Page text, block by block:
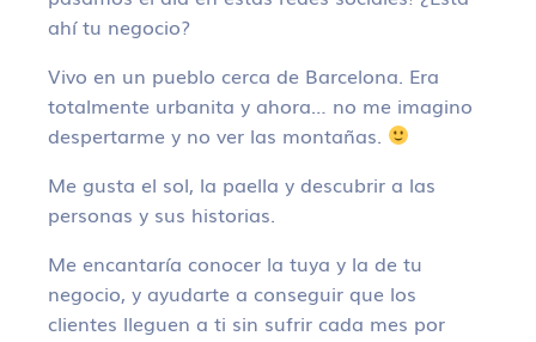
ahí tu negocio?
Vivo en un pueblo cerca de Barcelona. Era
totalmente urbanita y ahora… no me imagino
despertarme y no ver las montañas.
Me gusta el sol, la paella y descubrir a las
personas y sus historias.
Me encantaría conocer la tuya y la de tu
negocio, y ayudarte a conseguir que los
clientes lleguen a ti sin sufrir cada mes por